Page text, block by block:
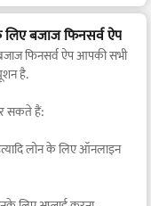
बजाज फिनसर्व ऐप
फिनसर्व ऐप आपकी सभी
है.
सकते हैं:
लोन के लिए ऑनलाइन